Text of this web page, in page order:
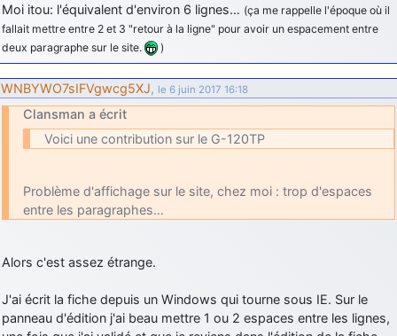
Moi itou: l'équivalent d'environ 6 lignes… (ça me rappelle l'époque où il
fallait mettre entre 2 et 3 "retour à la ligne" pour avoir un espacement entre
deux paragraphe sur le site.
)
WNBYWO7sIFVgwcg5XJ, le 6 juin 2017 16:18
Clansman a écrit
Voici une contribution sur le G-120TP
Problème d'affichage sur le site, chez moi : trop d'espaces
entre les paragraphes…
Alors c'est assez étrange.
J'ai écrit la fiche depuis un Windows qui tourne sous IE. Sur le
panneau d'édition j'ai beau mettre 1 ou 2 espaces entre les lignes,